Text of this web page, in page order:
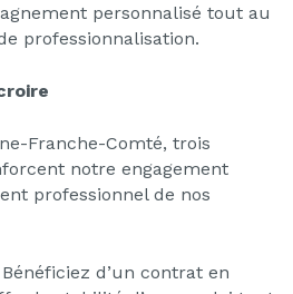
personnalisé tout au
professionnalisation.
Franche-Comté, trois
notre engagement
professionnel de nos
Bénéficiez d’un contrat en